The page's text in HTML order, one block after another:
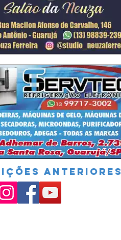
ANTERIORES